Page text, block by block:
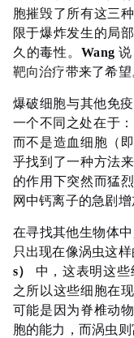
胞摧毁了所有这三
限于爆炸发生的局
久的毒性。Wang
靶向治疗带来了希望
爆破细胞与其他免
一个不同之处在于
而不是造血细胞（
乎找到了一种方法
的作用下突然而猛
网中钙离子的急剧
在寻找其他生物体
只出现在像涡虫这
s）
中，这表明这
之所以这些细胞在
可能是因为脊椎动
胞的能力，而涡虫